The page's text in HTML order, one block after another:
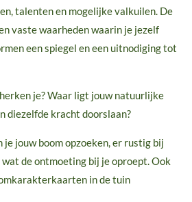
talenten en mogelijke valkuilen. De
vaste waarheden waarin je jezelf
een spiegel en een uitnodiging tot
je? Waar ligt jouw natuurlijke
diezelfde kracht doorslaan?
je jouw boom opzoeken, er rustig bij
de ontmoeting bij je oproept. Ook
in de tuin